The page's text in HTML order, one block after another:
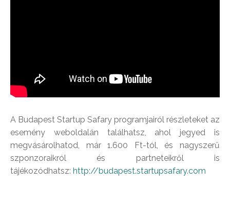
A Budapest Startup Safary programjairól részleteket az
esemény weboldalán találhatsz, ahol jegyed is
megvásárolhatod, már 1.600 Ft-tól, és nagyszerű
szponzoraikról és partneteikről is
tájékozódhatsz: http://budapest.startupsafary.com